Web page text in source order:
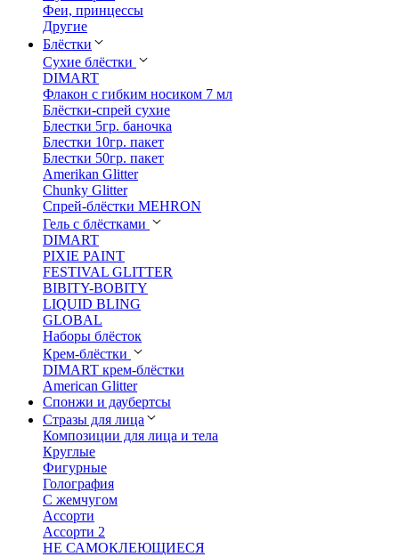
Феи, принцессы
Другие
Блёстки
Сухие блёстки
DIMART
Флакон с гибким носиком 7 мл
Блёстки-спрей сухие
Блестки 5гр. баночка
Блестки 10гр. пакет
Блестки 50гр. пакет
Amerikan Glitter
Chunky Glitter
Спрей-блёстки MEHRON
Гель с блёстками
DIMART
PIXIE PAINT
FESTIVAL GLITTER
BIBITY-BOBITY
LIQUID BLING
GLOBAL
Наборы блёсток
Крем-блёстки
DIMART крем-блёстки
American Glitter
Спонжи и даубертсы
Стразы для лица
Композиции для лица и тела
Круглые
Фигурные
Голография
С жемчугом
Ассорти
Ассорти 2
НЕ САМОКЛЕЮЩИЕСЯ